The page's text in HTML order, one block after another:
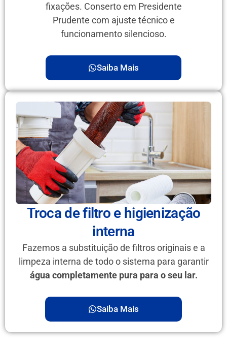
fixações. Conserto em Presidente
Prudente com ajuste técnico e
funcionamento silencioso.
Saiba Mais
Troca de filtro e higienização
interna
Fazemos a substituição de filtros originais e a
limpeza interna de todo o sistema para garantir
água completamente pura para o seu lar.
Saiba Mais